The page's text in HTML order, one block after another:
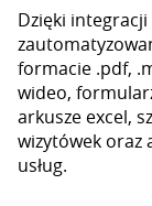
Dzięki
formacie .pdf,
wideo,
arkusze excel,
wizytówek oraz
usług.